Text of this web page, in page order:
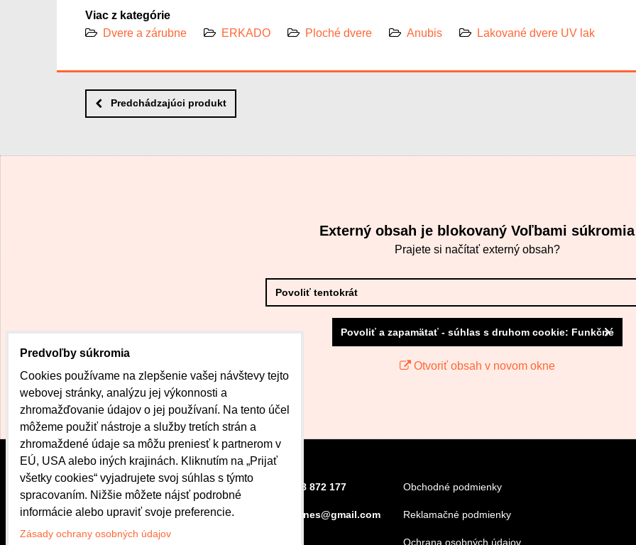
Viac z kategórie
Dvere a zárubne
ERKADO Ploché dvere Anubis Lakované dvere UV lak
Predchádzajúci produkt
Externý obsah je blokovaný Voľbami súkromia
Prajete si načítať externý obsah?
Povoliť tentokrát
Povoliť a zapamätať - súhlas s druhom cookie: Funkčné
Otvoriť obsah v novom okne
CENTRUM DOBRÉHO
BÝVANIA
Bardejovská 42
080 01 Prešov
+421 908 872 177
kubova.nes@gmail.com
Obchodné podmienky
Reklamačné podmienky
Ochrana osobných údajov
Predvoľby súkromia
Cookies používame na zlepšenie vašej návštevy tejto
webovej stránky, analýzu jej výkonnosti a
zhromažďovanie údajov o jej používaní. Na tento účel
môžeme použiť nástroje a služby tretích strán a
zhromaždené údaje sa môžu preniesť k partnerom v
EÚ, USA alebo iných krajinách. Kliknutím na „Prijať
všetky cookies“ vyjadrujete svoj súhlas s týmto
spracovaním. Nižšie môžete nájsť podrobné
informácie alebo upraviť svoje preferencie.
Zásady ochrany osobných údajov